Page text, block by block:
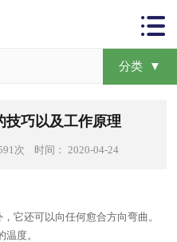
分类 ▼
巧以及工作原理
次 时间： 2020-04-24
它还可以向任何愈合方向弯曲。
度。